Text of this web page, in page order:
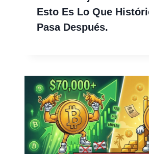
Esto Es Lo Que
Pasa Después.